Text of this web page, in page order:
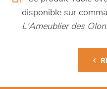
disponible sur
L'Ameublier des